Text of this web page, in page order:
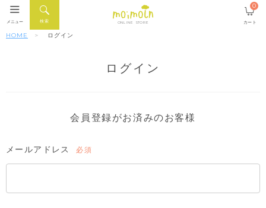
ONLINE STORE
検索
メニュー カート
0
HOME ログイン
ログイン
会員登録がお済みのお客様
メールアドレス
須)